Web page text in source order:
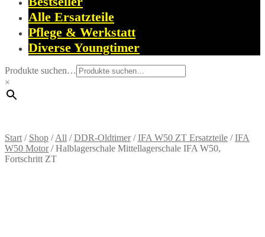
Alle Ersatzteile
Pflege & Werkstatt
Diverse Youngtimer
Produkte suchen…
×
Start / Shop /All /DDR-Oldtimer/IFA W50 ZT Ersatzteile /IFA
W50 Motor/Halblagerschale Mittellagerschale IFA W50,
Fortschritt ZT